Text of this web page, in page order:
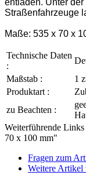
Straßenfahrzeuge
Maße: 535 x 70 x
Technische Daten
:
Maßstab :
1
Produktart :
zu Beachten :
Weiterführende
70 x 100 mm"
Fragen zum
Weitere Artikel